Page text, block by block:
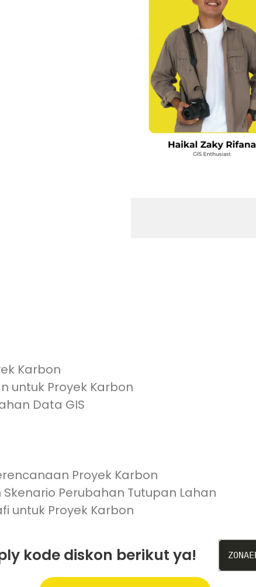
Karbon
untuk Proyek Karbon
Data GIS
Proyek Karbon
Perubahan Tutupan Lahan
untuk Proyek Karbon
kode diskon berikut ya!